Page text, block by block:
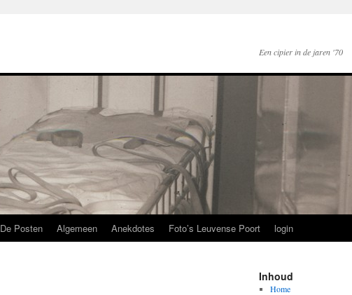
Een cipier in de jaren '70
De Posten Algemeen Anekdotes Foto’s Leuvense Poort login
Inhoud
Home